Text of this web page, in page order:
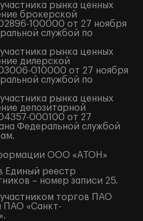
рынка ценных
брокерской
100000 от 27 ноября
службой по
рынка ценных
дилерской
010000 от 27 ноября
службой по
рынка ценных
депозитарной
000100 от 27
Федеральной службой
ООО «АТОН»
Единый реестр
– номер записи 25.
торгов ПАО
ПАО «Санкт-